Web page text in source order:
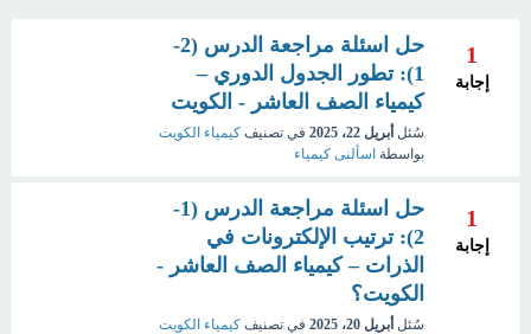
1
إجابة
حل اسئلة مراجعة الدرس (2-
1): تطور الجدول الدوري –
كيمياء الصف العاشر - الكويت
سُئل أبريل 22، 2025 في تصنيف كيمياء الكويت
بواسطة اسألنى كيمياء
1
إجابة
حل اسئلة مراجعة الدرس (1-
2): ترتيب الإلكترونات في
الذرات – كيمياء الصف العاشر -
الكويت؟
سُئل أبريل 20، 2025 في تصنيف كيمياء الكويت